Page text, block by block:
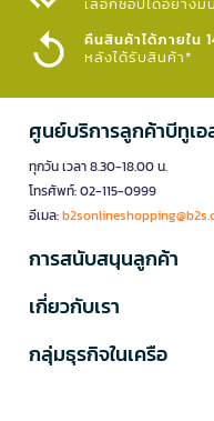
คืนสินค้าได้ภายใน
หลังได้รับสินค้า*
ศูนย์บริการลูกค้าบีทูเอ
ทุกวัน เวลา 8.30-18.00 น.
โทรศัพท์: 02-115-0999
อีเมล:
การสนับสนุนลูกค้า
เกี่ยวกับเรา
กลุ่มธุรกิจในเครือ